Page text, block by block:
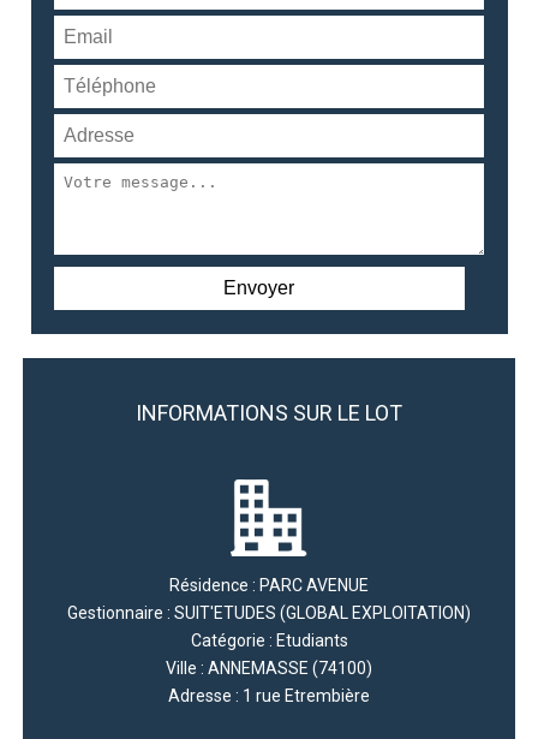
INFORMATIONS SUR LE LOT
Résidence : PARC AVENUE
Gestionnaire : SUIT'ETUDES (GLOBAL EXPLOITATION)
Catégorie : Etudiants
Ville : ANNEMASSE (74100)
Adresse : 1 rue Etrembière